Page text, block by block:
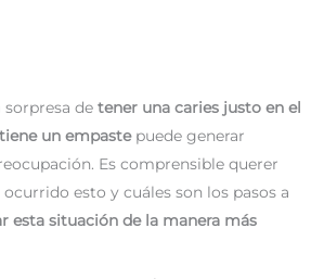
sorpresa de tener una caries justo en el
un empaste puede generar
Es comprensible querer
esto y cuáles son los pasos a
esta situación de la manera más